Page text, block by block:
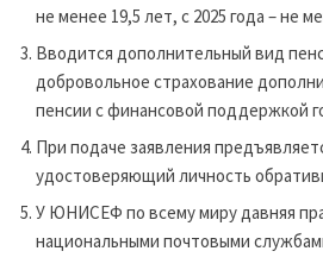
не менее 19,5 лет, с 2025 года – не
Вводится дополнительный вид
добровольное страхование
пенсии с финансовой поддержкой
При подаче заявления
удостоверяющий личность
У ЮНИСЕФ по всему миру давняя
национальными почтовыми